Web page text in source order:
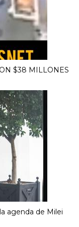
$38 MILLONES
agenda de Milei